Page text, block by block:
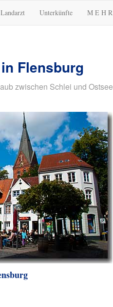
Landarzt Unterkünfte M E H R
Flensburg
zwischen Schlei und Ostsee